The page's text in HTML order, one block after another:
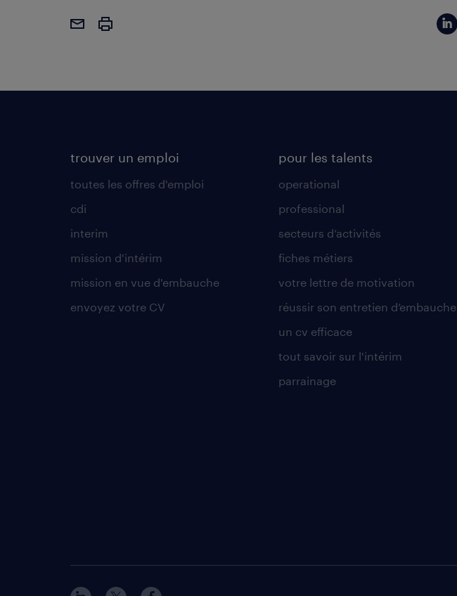
trouver un emploi
toutes les offres d'emploi
cdi
interim
mission d'intérim
mission en vue d'embauche
envoyez votre CV
pour les talents
operational
professional
secteurs d’activités
fiches métiers
votre lettre de motivation
réussir son entretien d’embauche
un cv efficace
tout savoir sur l'intérim
parrainage